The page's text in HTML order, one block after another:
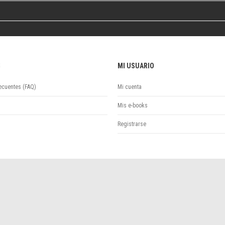
(FAQ)
MI USUARIO
Mi cuenta
Mis e-books
Registrarse